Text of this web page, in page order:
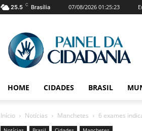
25.5 C Brasília 07/08/2026 01:25:23
HOME CIDADES BRASIL
Início Notícias Manchetes 6 exames